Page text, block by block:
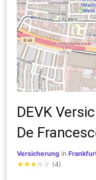
DEVK
De
Versicherung in
★★★ ☆ ☆ (4)